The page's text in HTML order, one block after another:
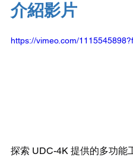
介紹影片
https://vimeo.com/
探索 UDC-4K 提供的多功能